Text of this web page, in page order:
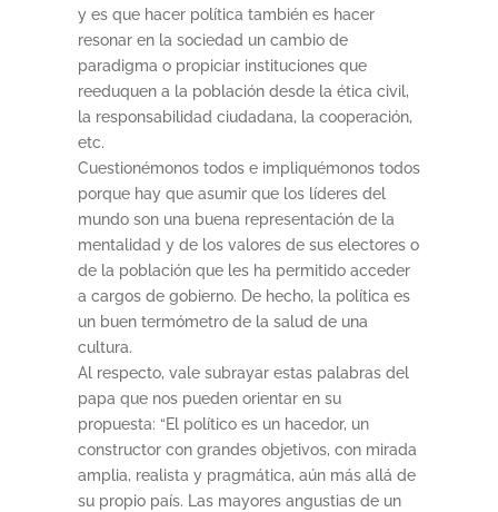
y es que hacer política también es hacer
resonar en la sociedad un cambio de
paradigma o propiciar instituciones que
reeduquen a la población desde la ética civil,
la responsabilidad ciudadana, la cooperación,
etc.
Cuestionémonos todos e impliquémonos todos
porque hay que asumir que los líderes del
mundo son una buena representación de la
mentalidad y de los valores de sus electores o
de la población que les ha permitido acceder
a cargos de gobierno. De hecho, la política es
un buen termómetro de la salud de una
cultura.
Al respecto, vale subrayar estas palabras del
papa que nos pueden orientar en su
propuesta: “El político es un hacedor, un
constructor con grandes objetivos, con mirada
amplia, realista y pragmática, aún más allá de
su propio país. Las mayores angustias de un